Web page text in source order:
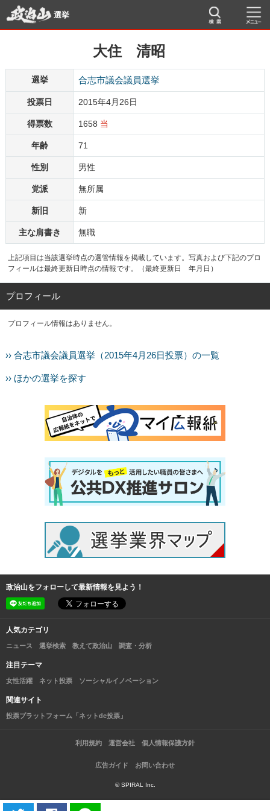
選挙
大住 清昭
選挙 合志市議会議員選挙
投票日 2015年4月26日
得票数 1658 当
年齢 71
性別 男性
党派 無所属
新旧 新
主な肩書き 無職
上記項目は当該選挙時点の選管情報を掲載しています。写真および下記のプロ
フィールは最終更新日時点の情報です。（最終更新日 年月日）
プロフィール
プロフィール情報はありません。
›› 合志市議会議員選挙（2015年4月26日投票）の一覧
›› ほかの選挙を探す
政治山をフォローして最新情報を見よう！
人気カテゴリ
ニュース 選挙検索 教えて政治山 調査・分析
注目テーマ
女性活躍 ネット投票 ソーシャルイノベーション
関連サイト
投票プラットフォーム「ネットde投票」
利用規約 運営会社 個人情報保護方針
広告ガイド お問い合わせ
© SPIRAL Inc.